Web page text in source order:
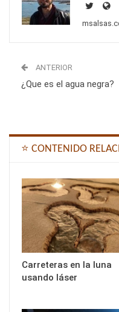
ANTERIOR
¿Que es el agua negra?
⭐ CONTENIDO
Carreteras en la luna
usando láser